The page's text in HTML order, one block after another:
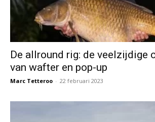
De allround rig: de veelzijdige
van wafter en pop-up
Marc Tetteroo - 22 februari 2023